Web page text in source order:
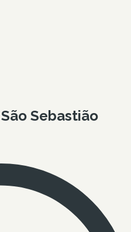
Sebastião